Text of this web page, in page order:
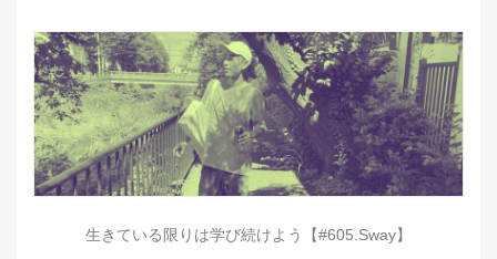
生きている限りは学び続けよう【#605.Sway】